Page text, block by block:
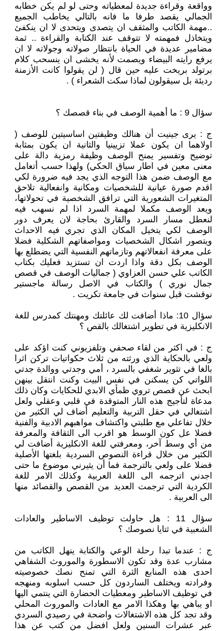
وواقعة وقراءة جديدة لمعطياته وحتى لو لم يكن خطابه
الجمالي يقصد طرفا ما فانه بالتالي يخاطب الجميع
..مهمة الكاتب والمثقف ان يتصدى ويتحدى لا ان ينكفئ
ويتخاذل فمهمته لا تتوقف عند الكتابة والقراءة .. ثمة
مضامير عديدة في الحياة بانتظار صولاته وجولاته لا ان
يرفع رايته البيضاء ويصمت لأنه يخشى ان ينسحب كلام
برتولد بريخت عليه حين قال ( لن يقولوا كانت الأزمنة
رديئة بل سيقولون لماذا سكت الشعراء ) .
سؤال 9 : ما أهمية الوصف في بناء قصصك ؟
ج : يرى جينيت أن هنالك وظيفتين اساسيتين للوصف (
اولاهما ان يكون عملا تزيينيا والثانية ان يكون بمثابة
توضيح وتفسير يمنح الوصف وظيفة رمزية دالة على
معنى معين في اطار سياق الحكي) ولهذا حسب أتعامل
مع الوصف ضمن هذا التوجه الذي يجد فيه ضرورة لكي
اقدم صورة عيانية للشخصيات ومكانية وانفعالية تلاحق
المتغيرات الشعورية التي ترافق الشخصية في تحولاتها،
ويعد الوصف مكملا لمهمة السرد اذا لم نسهب فيه
لنعطل مسار السرد والقارئ بحاجة لان يعرف دور
الوصف لكي يتخيل المكان الذي تجري فيه الاحداث
ويتصور اشكال الشخصيات ومواصفاتهم الشكلية فضلا
على معرفة انفعالاتهم وتازماتهم النفسية التي يضطلع بها
الوصف بكل دقة واذا اردت ان تستزيد فعليك بكتاب
الكاتب علي حسن العزاوي ( جماليات الوصف في قصص
جمال نوري ) والكتاب في الاصل رسالة ماجستير
نوقشت قبل سنوات في جامعة تكريت .
سؤال 10: ماذا أضافت لك عائلتك ومهنتك كمدرس للغة
الانكليزية في تطوير اشتغالك بالقص ؟
ج : في اكثر من لقاء صحفي وتلفزيوني كنت اؤكد على
ولعي بالحكاية الذي ورثته من ثلاث حكواتيات تركن اثرا
بالغا في تثوير شغفي بالسرد ، أمي وجدتي ووالدة جدتي
اللواتي كن يسكنن في نفس البيت وكنت انتقل بينهن
ابحث عن قصص تروي ظمأي الابدي للحكايات وكان ذلك
مدعاة لتأجيج هذه النار المتوقدة في قلبي وعقلي ولعل
اشتغالي في حقل التربية والتعليم أضاف لي الكثير من
خلال تفاعلي مع طلبتي واكتشاف مواهبهم الادبية والفنية
فضلا عل كون الوسط هو اقرب الى الثقافة والمعرفة
من أي وسط آخر، ومعرفتي للغة الانكليزية أضافت لي
الكثير من خلال قراءة النصوص السردية بلغتها الأصلية
فضلا على ولعي بالترجمة فما أن يثيرني موضوع ما حتى
اجدني اترجمه الى اللغة العربية وكذلك الامر للغة
الكردية التي ترجمت العديد من القصص والقصائد منها
الى العربية .
سؤال 11 : هل حاولت توظيف الاساطير والعادات
الشعبية في ثتايا نصوصك ؟
ج : عندما تبدا رحلة الوعي والكتابة ينهل الكاتب من
مشارب عدة وقد تكون الاسطورة والموروث الشفاهي
احدى هذه المنابع الثرة التي تمنح نصك خصوصيته
وفرادته ويختلف الساردون كل حسب اسلوبه ومنهجه
في توظيف الاساطير ومعطيات الحضارة التي ينتمي اليها
او يباهي بها وهكذا الامر مع العادات والموروث المحلي
وقد تجد كل هذه الاشتغالات واضحة في رصيدي السردي
عبر عشرات السنين ولعل افضل من كتب عن هذا